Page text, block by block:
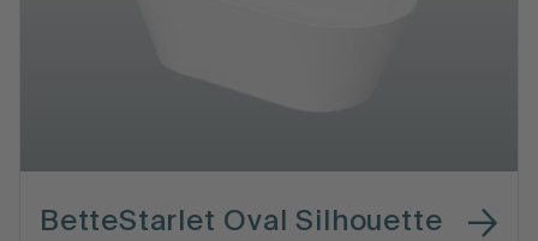
BetteStarlet Oval Silhouette